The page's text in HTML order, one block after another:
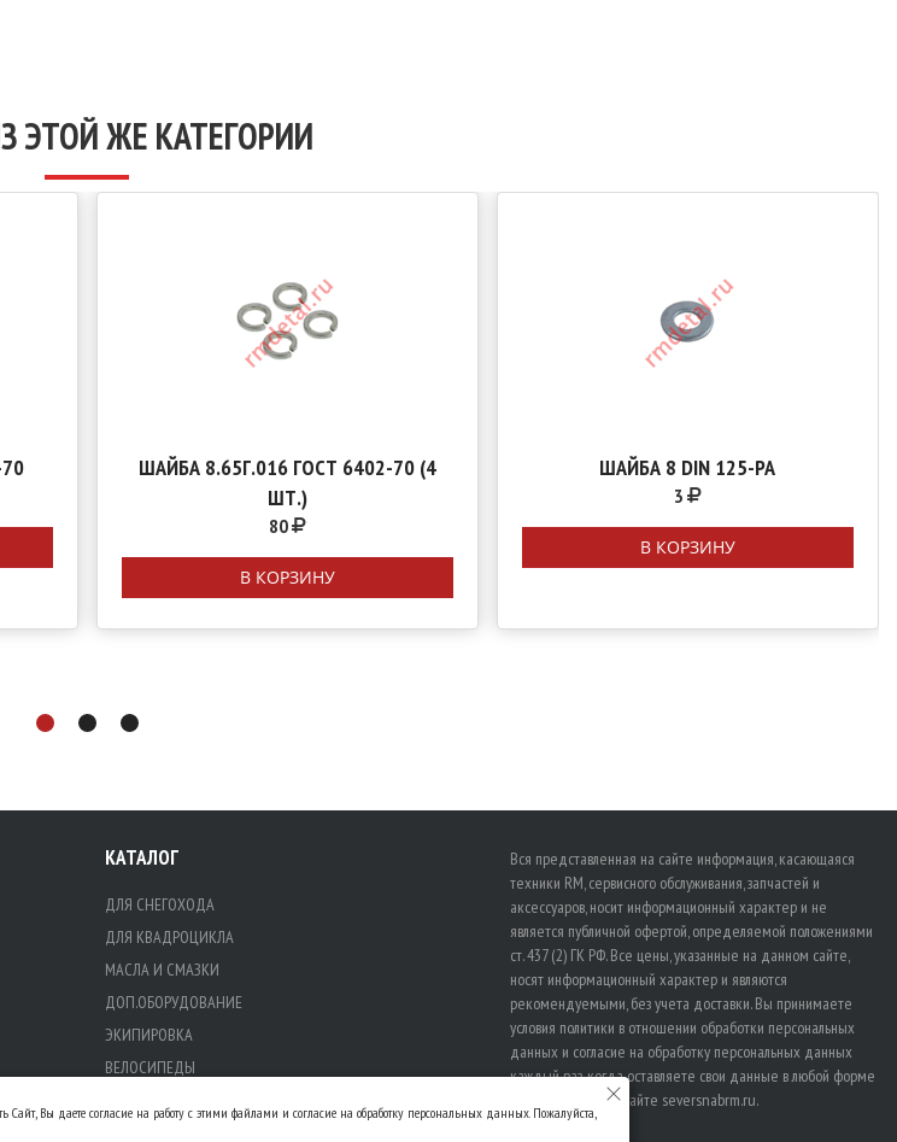
ЭТОЙ ЖЕ КАТЕГОРИИ
ШАЙБА 8.65Г.016 ГОСТ 6402-70 (4
ШТ.)
80
В КОРЗИНУ
ШАЙБА 8 DIN 125-PA
3
В КОРЗИНУ
КАТАЛОГ
ДЛЯ СНЕГОХОДА
ДЛЯ КВАДРОЦИКЛА
МАСЛА И СМАЗКИ
ДОП.ОБОРУДОВАНИЕ
ЭКИПИРОВКА
ВЕЛОСИПЕДЫ
Вся представленная на сайте информация, касающаяся
техники RM, сервисного обслуживания, запчастей и
аксессуаров, носит информационный характер и не
является публичной офертой, определяемой положениями
ст. 437 (2) ГК РФ. Все цены, указанные на данном сайте,
носят информационный характер и являются
рекомендуемыми, без учета доставки. Вы принимаете
условия политики в отношении обработки персональных
данных и согласие на обработку персональных данных
каждый раз, когда оставляете свои данные в любой форме
обратной связи на сайте seversnabrm.ru.
Вы даете согласие на работу с этими файлами и согласие на обработку персональных данных. Пожалуйста,